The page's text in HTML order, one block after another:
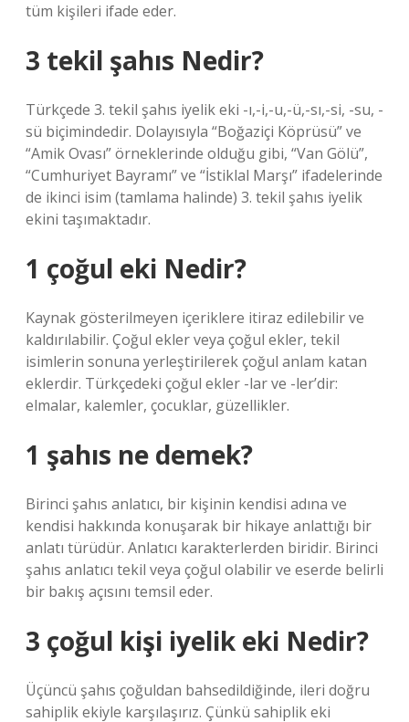
tüm kişileri ifade eder.
3 tekil şahıs Nedir?
Türkçede 3. tekil şahıs iyelik eki -ı,-i,-u,-ü,-sı,-si, -su, -
sü biçimindedir. Dolayısıyla “Boğaziçi Köprüsü” ve
“Amik Ovası” örneklerinde olduğu gibi, “Van Gölü”,
“Cumhuriyet Bayramı” ve “İstiklal Marşı” ifadelerinde
de ikinci isim (tamlama halinde) 3. tekil şahıs iyelik
ekini taşımaktadır.
1 çoğul eki Nedir?
Kaynak gösterilmeyen içeriklere itiraz edilebilir ve
kaldırılabilir. Çoğul ekler veya çoğul ekler, tekil
isimlerin sonuna yerleştirilerek çoğul anlam katan
eklerdir. Türkçedeki çoğul ekler -lar ve -ler’dir:
elmalar, kalemler, çocuklar, güzellikler.
1 şahıs ne demek?
Birinci şahıs anlatıcı, bir kişinin kendisi adına ve
kendisi hakkında konuşarak bir hikaye anlattığı bir
anlatı türüdür. Anlatıcı karakterlerden biridir. Birinci
şahıs anlatıcı tekil veya çoğul olabilir ve eserde belirli
bir bakış açısını temsil eder.
3 çoğul kişi iyelik eki Nedir?
Üçüncü şahıs çoğuldan bahsedildiğinde, ileri doğru
sahiplik ekiyle karşılaşırız. Çünkü sahiplik eki